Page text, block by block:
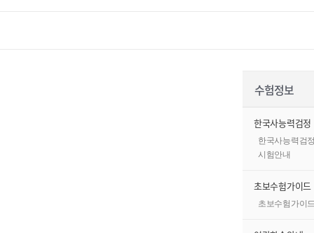
수험정보
한국사능력검정
한국사능력검
시험안내
초보수험가이드
초보수험가이